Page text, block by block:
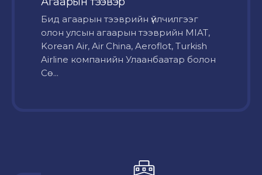
Бид агаарын тээврийн үйлчилгээг
олон улсын агаарын тээврийн MIAT,
Korean Air, Air China, Aeroflot, Turkish
Airline компанийн Улаанбаатар болон
Сө...